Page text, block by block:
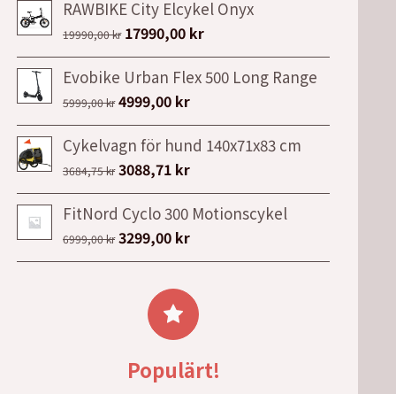
priset
var:
49,00 kr.
priset
är:
39,00 kr.
RAWBIKE City Elcykel Onyx
19990,00kr Det
ursprungliga
priset
var:
19990,00 kr.
17990,00 kr
nuvarande
priset
17990,00 kr.
Evobike Urban Flex 500 Long Range
5999,00kr Det
ursprungliga
priset
var:
5999,00 kr.
4999,00 kr
nuvarande
priset
4999,00 kr.
Cykelvagn för hund 140x71x83 cm
3684,75kr Det
ursprungliga
priset
var:
3684,75 kr.
3088,71 kr
nuvarande
priset
3088,71 kr.
FitNord Cyclo 300 Motionscykel
6999,00kr Det
ursprungliga
6999,00 kr.
3299,00 kr
nuvarande
är:
3299,00 kr.
Populärt!